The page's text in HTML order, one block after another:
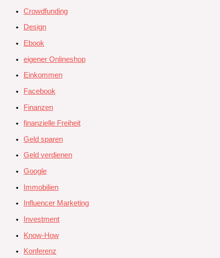
Crowdfunding
Design
Ebook
eigener Onlineshop
Einkommen
Facebook
Finanzen
finanzielle Freiheit
Geld sparen
Geld verdienen
Google
Immobilien
Influencer Marketing
Investment
Know-How
Konferenz